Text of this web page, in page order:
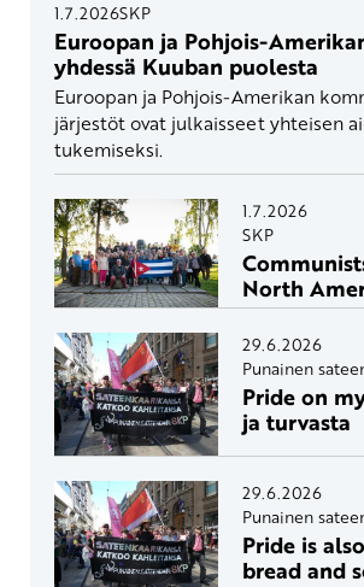
1.7.2026SKP
Euroopan ja Pohjois-
yhdessä Kuuban puolesta
Euroopan ja Pohjois-Amerikan
järjestöt ovat julkaisseet yhteisen
tukemiseksi.
1.7.2026
SKP
North
29.6.2026
Punainen
Pride on
ja turvasta
29.6.2026
Punainen
Pride is
bread and